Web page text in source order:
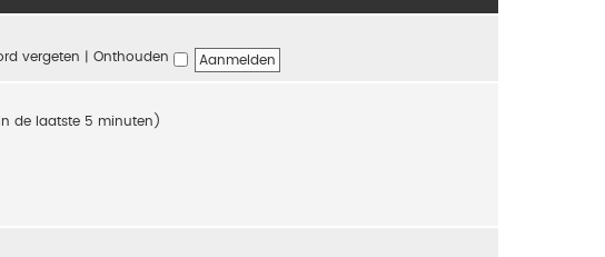
vergeten Onthouden
de laatste 5 minuten)